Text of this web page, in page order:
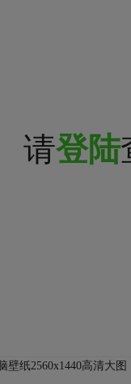
请登陆
纸2560x1440高清大